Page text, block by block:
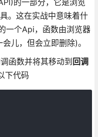
。这在实战中意味着什
一个Api，函数由浏览器
儿，但会立即删除)。
函数并将其移动到回调
下代码